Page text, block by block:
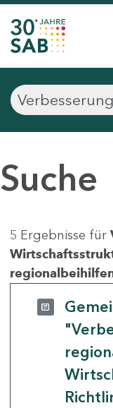
Suche
5 Ergebnisse für